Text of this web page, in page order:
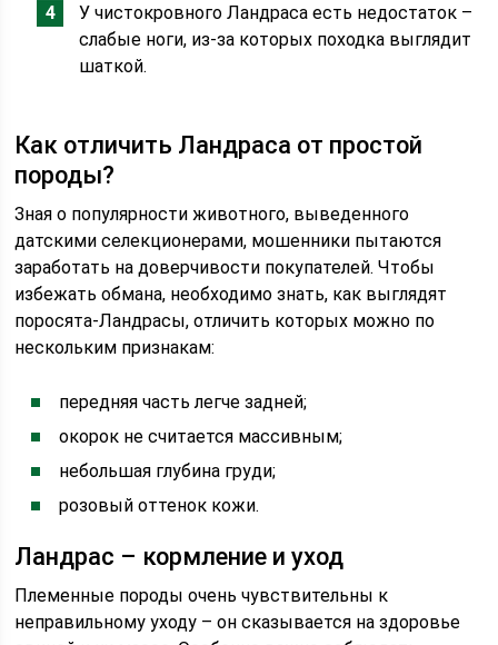
У чистокровного Ландраса есть недостаток –
слабые ноги, из-за которых походка выглядит
шаткой.
Как отличить Ландраса от простой
породы?
Зная о популярности животного, выведенного
датскими селекционерами, мошенники пытаются
заработать на доверчивости покупателей. Чтобы
избежать обмана, необходимо знать, как выглядят
поросята-Ландрасы, отличить которых можно по
нескольким признакам:
передняя часть легче задней;
окорок не считается массивным;
небольшая глубина груди;
розовый оттенок кожи.
Ландрас – кормление и уход
Племенные породы очень чувствительны к
неправильному уходу – он сказывается на здоровье